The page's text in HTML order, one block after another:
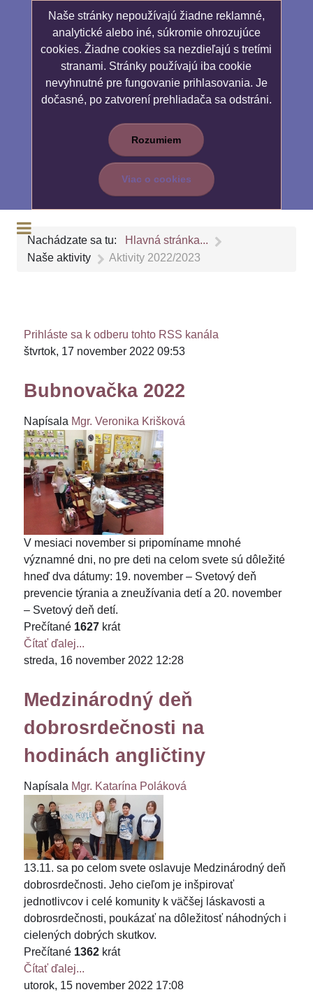
Naše stránky nepoužívajú žiadne reklamné,
analytické alebo iné, súkromie ohrozujúce
cookies. Žiadne cookies sa nezdieľajú s tretími
stranami. Stránky používajú iba cookie
nevyhnutné pre fungovanie prihlasovania. Je
dočasné, po zatvorení prehliadača sa odstráni.
Rozumiem
Viac o cookies
Nachádzate sa tu:
Hlavná stránka...
Naše aktivity
Aktivity 2022/2023
Prihláste sa k odberu tohto RSS kanála
štvrtok, 17 november 2022 09:53
Bubnovačka 2022
Napísala Mgr. Veronika Krišková
V mesiaci november si pripomíname mnohé
významné dni, no pre deti na celom svete sú dôležité
hneď dva dátumy: 19. november – Svetový deň
prevencie týrania a zneužívania detí a 20. november
– Svetový deň detí.
Prečítané 1627 krát
Čítať ďalej...
streda, 16 november 2022 12:28
Medzinárodný deň
dobrosrdečnosti na
hodinách angličtiny
Napísala Mgr. Katarína Poláková
13.11. sa po celom svete oslavuje Medzinárodný deň
dobrosrdečnosti. Jeho cieľom je inšpirovať
jednotlivcov i celé komunity k väčšej láskavosti a
dobrosrdečnosti, poukázať na dôležitosť náhodných i
cielených dobrých skutkov.
Prečítané 1362 krát
Čítať ďalej...
utorok, 15 november 2022 17:08